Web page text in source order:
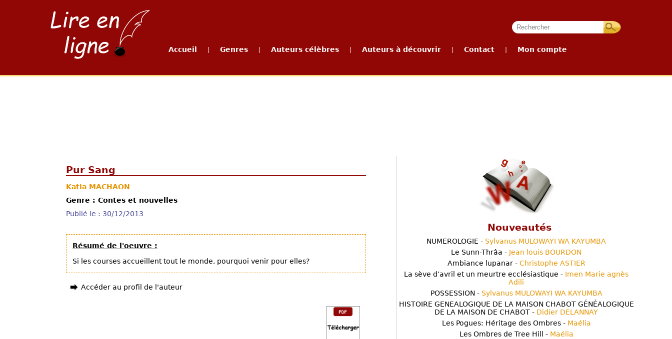
Accueil Genres Auteurs célèbres Auteurs à découvrir Contact Mon compte
Pur Sang
Katia MACHAON
Genre : Contes et nouvelles
Publié le : 30/12/2013
Résumé de l'oeuvre :
Si les courses accueillent tout le monde, pourquoi venir pour elles?
Accéder au profil de l'auteur
Nouveautés
NUMEROLOGIE - Sylvanus MULOWAYI WA KAYUMBA
Le Sunn-Thrâa - Jean louis BOURDON
Ambiance lupanar - Christophe ASTIER
La sève d’avril et un meurtre ecclésiastique - Imen Marie agnès
Adili
POSSESSION - Sylvanus MULOWAYI WA KAYUMBA
HISTOIRE GENEALOGIQUE DE LA MAISON CHABOT GÉNÉALOGIQUE
DE LA MAISON DE CHABOT - Didier DELANNAY
Les Pogues: Héritage des Ombres - Maélia
Les Ombres de Tree Hill - Maélia